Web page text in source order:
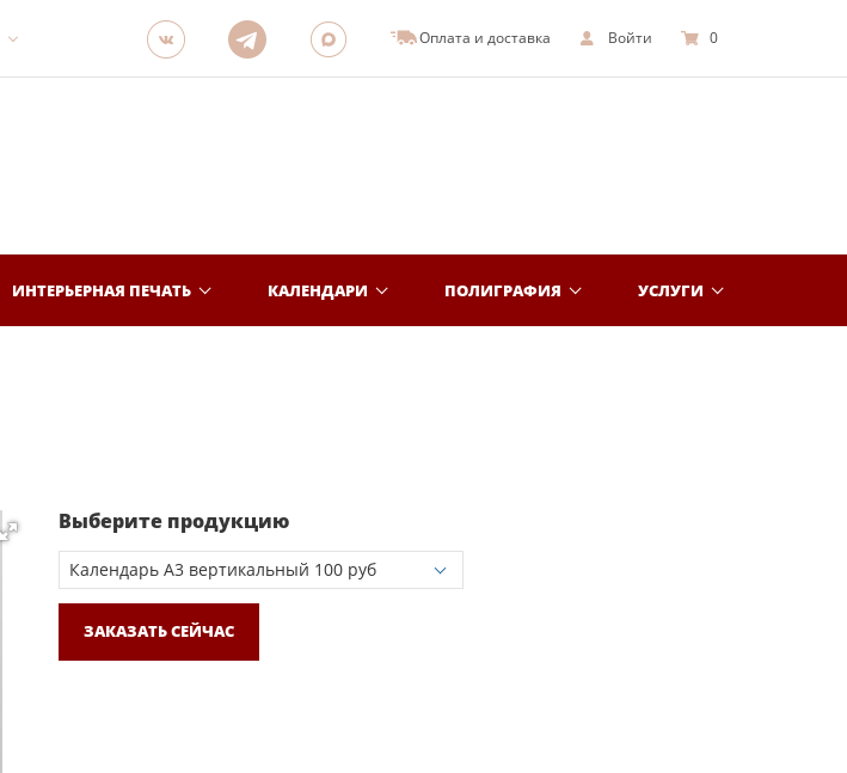
Оплата и доставка Войти 0
ИНТЕРЬЕРНАЯ ПЕЧАТЬ КАЛЕНДАРИ ПОЛИГРАФИЯ УСЛУГИ
Выберите продукцию
ЗАКАЗАТЬ СЕЙЧАС